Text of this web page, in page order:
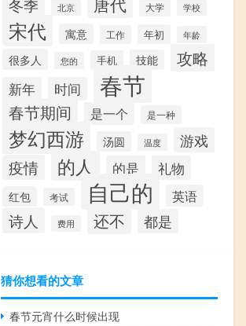
冬季 北京 大学 学校
宋代 寓意 工作 年初 年龄
很多人 您的 手机 技能 攻略
新年 时间 春节
春节期间 是一个 是一种
梦幻西游 汤圆 温度
游戏
疫情
的人 的是 礼物
红包 考试 自己的 英语
诗人 费用 还不 都是
猜你想看的文章
春节元宵什么时候出现